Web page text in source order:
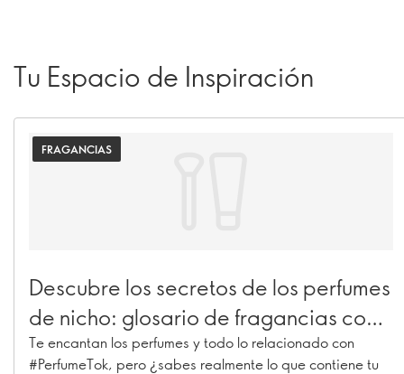
Tu Espacio de Inspiración
FRAGANCIAS
Descubre los secretos de los perfumes
de nicho: glosario de fragancias con
información privilegiada
Te encantan los perfumes y todo lo relacionado con
#PerfumeTok, pero ¿sabes realmente lo que contiene tu